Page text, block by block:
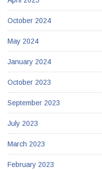
October 2024
May 2024
January 2024
October 2023
September 2023
July 2023
March 2023
February 2023